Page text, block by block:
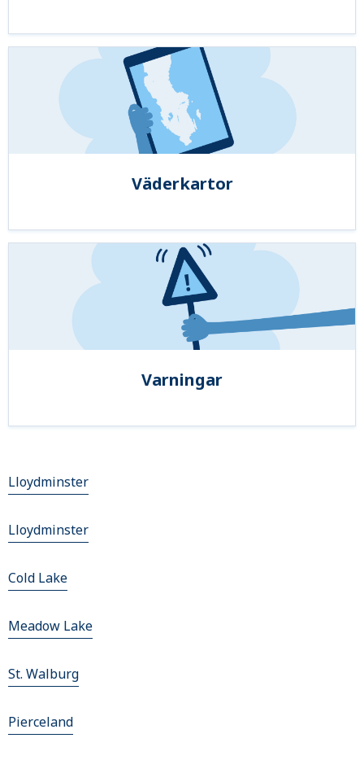
Väderkartor
Varningar
Lloydminster
Lloydminster
Cold Lake
Meadow Lake
St. Walburg
Pierceland